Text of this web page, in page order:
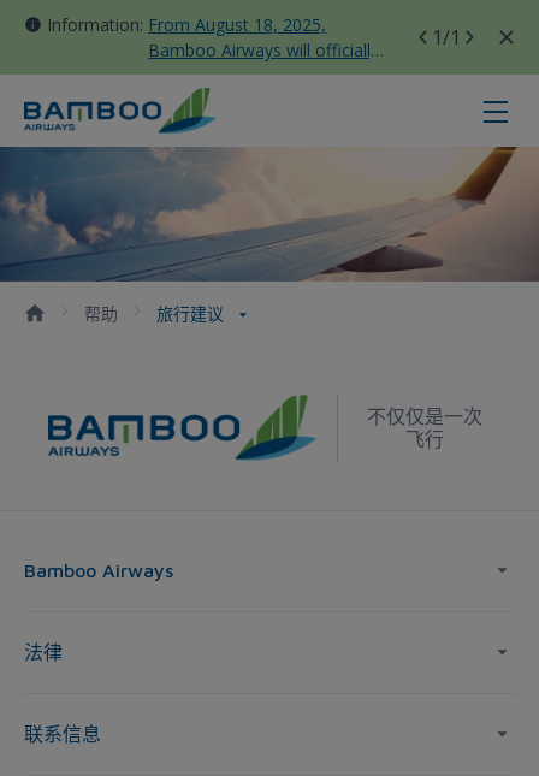
Information: From August 18, 2025,
Bamboo Airways will officially
move all domestic flights to
Tan Son Nhat Terminal T3
1/1
旅行建议 - Bamboo Airways
帮助 旅行建议
不仅仅是一次
飞行
Bamboo Airways
法律
联系信息